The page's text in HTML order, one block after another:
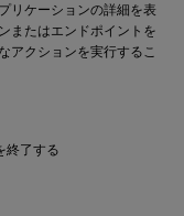
リケーションの詳細を表
またはエンドポイントを
アクションを実行するこ
終了する